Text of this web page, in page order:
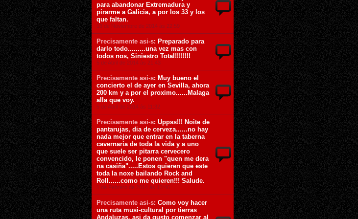
para abandonar Extremadura y
pirarme a Galicia, a por los 33 y los
que faltan.
13 de Noviembre de 2014 ás 22:59
Precisamente asi-s: Preparado para
darlo todo.........una vez mas con
todos nos, Siniestro Total!!!!!!!!
5 de Abril de 2014 ás 21:43
Precisamente asi-s: Muy bueno el
concierto el de ayer en Sevilla, ahora
200 km y a por el proximo......Malaga
alla que voy.
5 de Abril de 2014 ás 11:32
Precisamente asi-s: Uppss!!! Noite de
pantarujas, dia de cerveza......no hay
nada mejor que entrar en la taberna
cavernaria de toda la vida y a uno
que suele ser pitarra cervecero
convencido, le ponen "quen me dera
na casiña".....Estos quieren que este
toda la noxe bailando Rock and
Roll......como me quieren!!! Salude.
1 de Febrero de 2014 ás 13:46
Precisamente asi-s: Como voy hacer
una ruta musi-cultural por tierras
Andaluzas, asi da gusto comenzar al